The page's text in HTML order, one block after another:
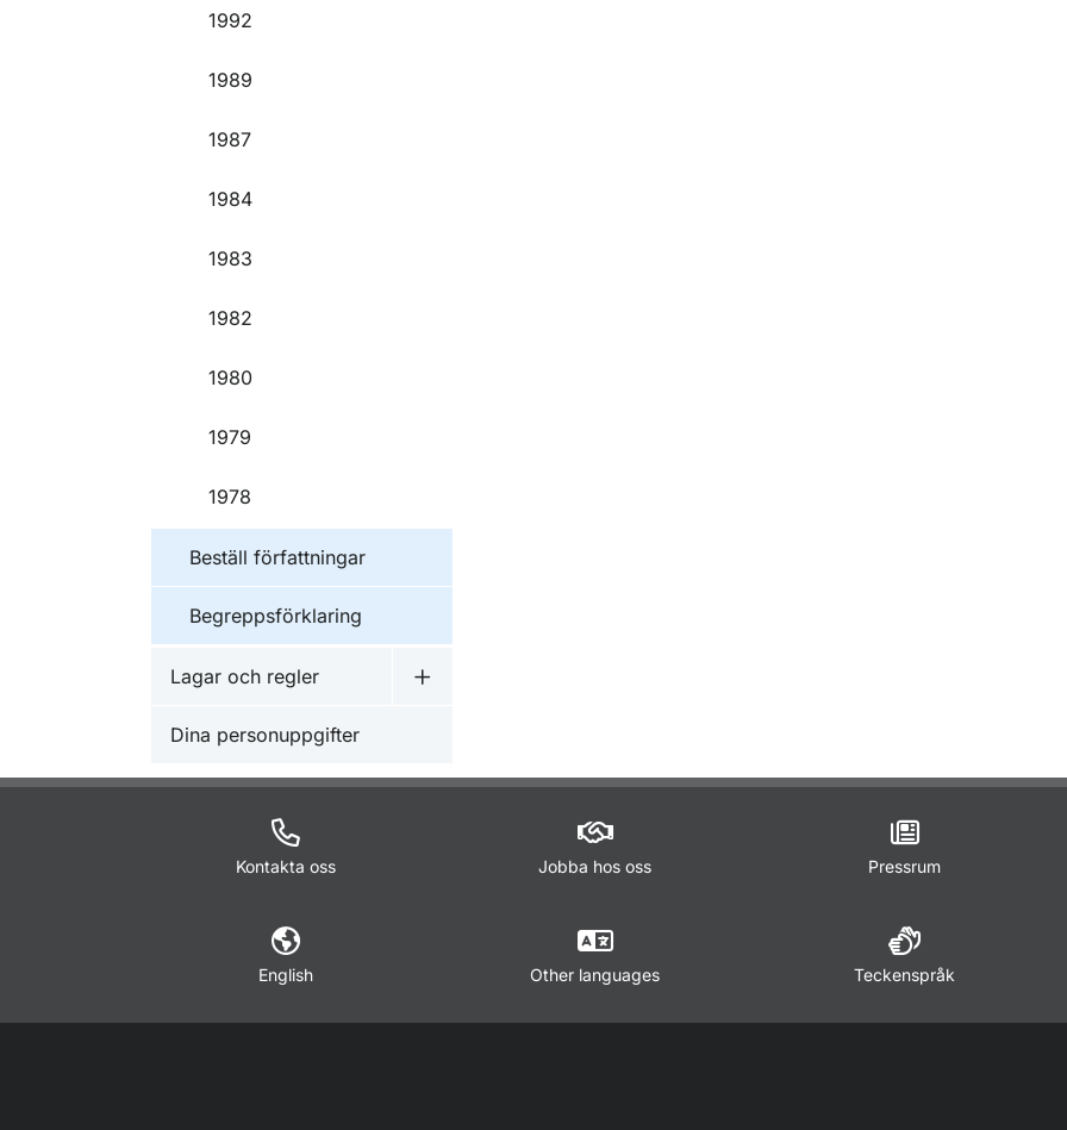
1992
1989
1987
1984
1983
1982
1980
1979
1978
Beställ författningar
Begreppsförklaring
Lagar och regler
Undermeny för Lagar och regler
Dina personuppgifter
Kontakta oss Jobba hos oss Pressrum
English Other languages Teckenspråk